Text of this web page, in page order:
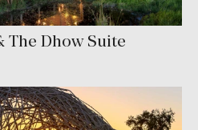
The Dhow Suite